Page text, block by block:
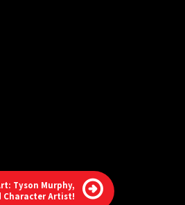
Tyson Murphy,
Character Artist!